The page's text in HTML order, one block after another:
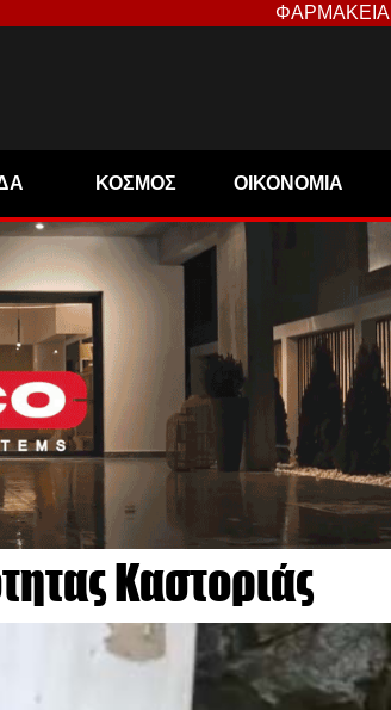
ΦΑΡΜΑΚΕΙΑ
ΚΟΣΜΟΣ ΟΙΚΟΝΟΜΙΑ
Καστοριάς